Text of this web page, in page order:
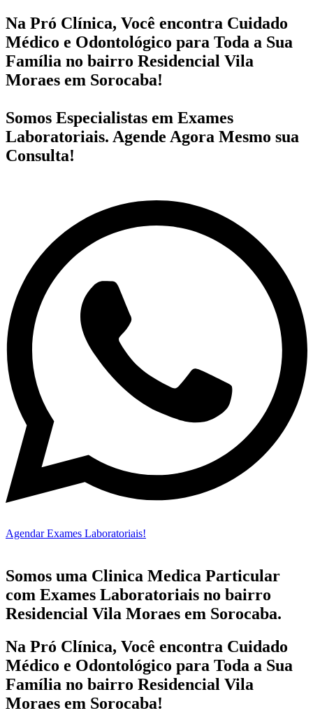
Na Pró Clínica, Você encontra Cuidado
Médico e Odontológico para Toda a Sua
Família no bairro Residencial Vila
Moraes em Sorocaba!
Somos Especialistas em Exames
Laboratoriais. Agende Agora Mesmo sua
Consulta!
Agendar Exames Laboratoriais!
Somos uma Clinica Medica Particular
com Exames Laboratoriais no bairro
Residencial Vila Moraes em Sorocaba.
Na Pró Clínica, Você encontra Cuidado
Médico e Odontológico para Toda a Sua
Família no bairro Residencial Vila
Moraes em Sorocaba!